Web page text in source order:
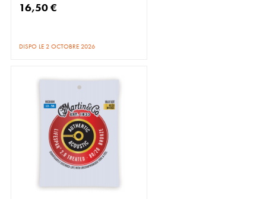
16,50 €
DISPO LE 2 OCTOBRE 2026